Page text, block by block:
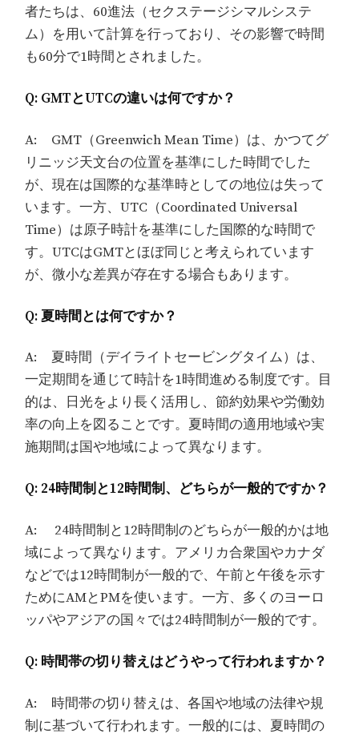
者たちは、60進法（セクステージシマルシステ
ム）を用いて計算を行っており、その影響で時間
も60分で1時間とされました。
Q: GMTとUTCの違いは何ですか？
A: GMT（Greenwich Mean Time）は、かつてグ
リニッジ天文台の位置を基準にした時間でした
が、現在は国際的な基準時としての地位は失って
います。一方、UTC（Coordinated Universal
Time）は原子時計を基準にした国際的な時間で
す。UTCはGMTとほぼ同じと考えられています
が、微小な差異が存在する場合もあります。
Q: 夏時間とは何ですか？
A: 夏時間（デイライトセービングタイム）は、
一定期間を通じて時計を1時間進める制度です。目
的は、日光をより長く活用し、節約効果や労働効
率の向上を図ることです。夏時間の適用地域や実
施期間は国や地域によって異なります。
Q: 24時間制と12時間制、どちらが一般的ですか？
A: 24時間制と12時間制のどちらが一般的かは地
域によって異なります。アメリカ合衆国やカナダ
などでは12時間制が一般的で、午前と午後を示す
ためにAMとPMを使います。一方、多くのヨーロ
ッパやアジアの国々では24時間制が一般的です。
Q: 時間帯の切り替えはどうやって行われますか？
A: 時間帯の切り替えは、各国や地域の法律や規
制に基づいて行われます。一般的には、夏時間の